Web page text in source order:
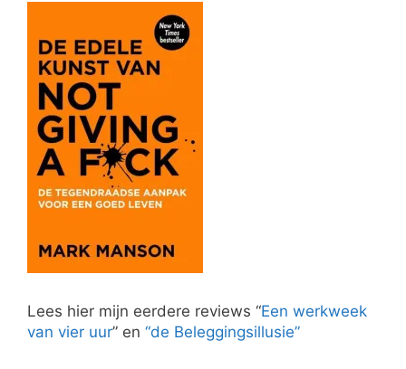
Lees hier mijn eerdere reviews “Een werkweek
van vier uur” en “de Beleggingsillusie”